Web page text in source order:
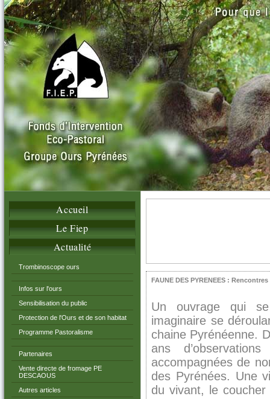
Accueil
Le Fiep
Actualité
Trombinoscope ours
Infos sur l'ours
Sensibilisation du public
Protection de l'Ours et de son habitat
Programme Pastoralisme
Partenaires
Vente directe de fromage PE
DESCAOUS
Autres articles
FAUNE DES PYRENEES : Rencontres
Un ouvrage qui
imaginaire se
chaine Pyrénéenne.
ans
accompagnées de
des Pyrénées. Une
du vivant, le coucher